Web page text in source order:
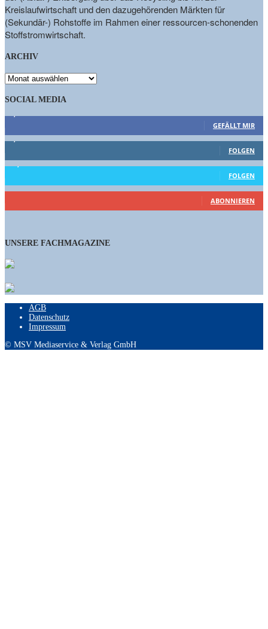
Kreislaufwirtschaft und den dazugehörenden Märkten für
(Sekundär-) Rohstoffe im Rahmen einer ressourcen-schonenden
Stoffstromwirtschaft.
ARCHIV
ARCHIV
SOCIAL MEDIA
GEFÄLLT MIR
1,662 Follower
FOLGEN
15,658 Follower
FOLGEN
460 Abonnenten
ABONNIEREN
UNSERE FACHMAGAZINE
AGB
Datenschutz
Impressum
© MSV Mediaservice & Verlag GmbH